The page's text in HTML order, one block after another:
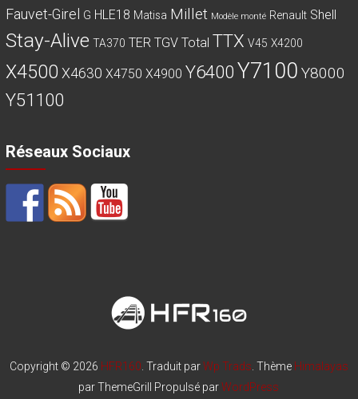
Fauvet-Girel G HLE18 Matisa Millet Modèle monté Renault Shell
Stay-Alive TA370 TER TGV Total TTX V45 X4200
X4500 X4630 X4750 X4900 Y6400Y7100 Y8000
Y51100
Réseaux Sociaux
Copyright © 2026 HFR160 . Traduit parWp Trads . Thème Himalayas
par ThemeGrill Propulsé parWordPress